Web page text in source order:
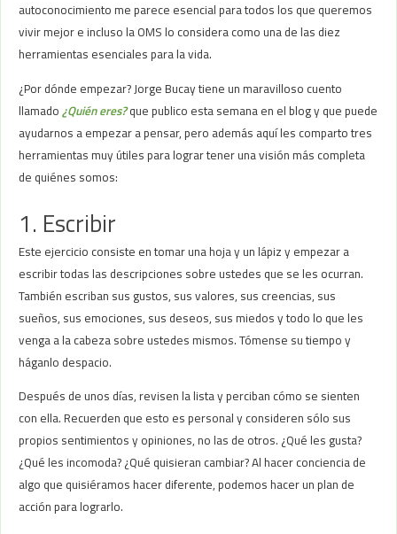
autoconocimiento me parece esencial para todos los que queremos
vivir mejor e incluso la OMS lo considera como una de las diez
herramientas esenciales para la vida.
¿Por dónde empezar? Jorge Bucay tiene un maravilloso cuento
llamado¿Quién eres?que publico esta semana en el blog y que puede
ayudarnos a empezar a pensar, pero además aquí les comparto tres
herramientas muy útiles para lograr tener una visión más completa
de quiénes somos:
1. Escribir
Este ejercicio consiste en tomar una hoja y un lápiz y empezar a
escribir todas las descripciones sobre ustedes que se les ocurran.
También escriban sus gustos, sus valores, sus creencias, sus
sueños, sus emociones, sus deseos, sus miedos y todo lo que les
venga a la cabeza sobre ustedes mismos. Tómense su tiempo y
háganlo despacio.
Después de unos días, revisen la lista y perciban cómo se sienten
con ella. Recuerden que esto es personal y consideren sólo sus
propios sentimientos y opiniones, no las de otros. ¿Qué les gusta?
¿Qué les incomoda? ¿Qué quisieran cambiar? Al hacer conciencia de
algo que quisiéramos hacer diferente, podemos hacer un plan de
acción para lograrlo.